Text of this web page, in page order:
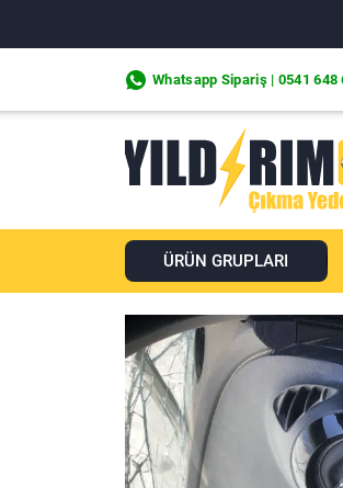
Whatsapp Sipariş | 0541 648
ÜRÜN GRUPLARI